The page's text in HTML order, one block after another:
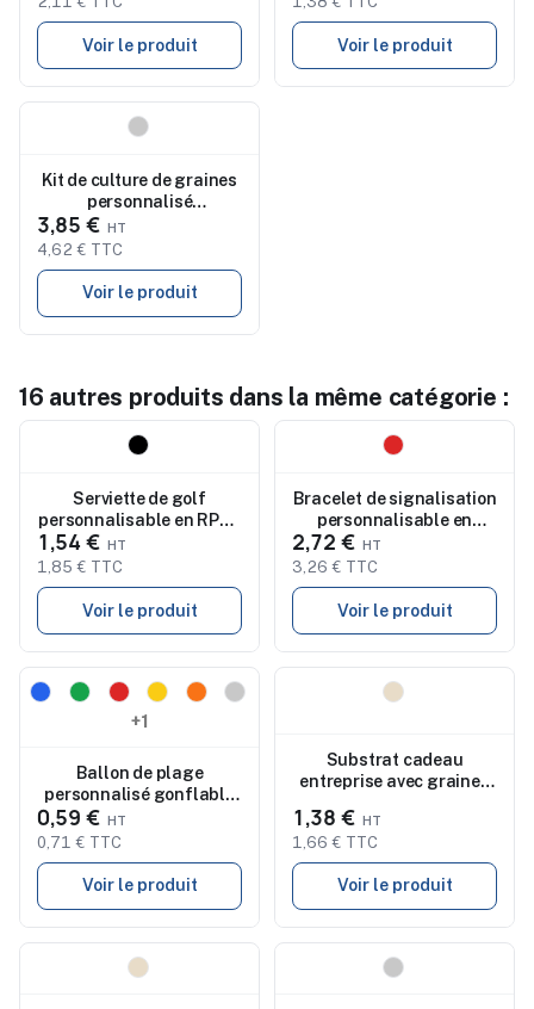
Voir le produit Voir le produit
Kit de culture de graines
personnalisé
FULLHOUSE
3,85 €
4,62 € TTC
Voir le produit
16 autres produits dans la même catégorie :
Serviette de golf
personnalisable en RPET
TOWGO
1,54 €
1,85 € TTC
Voir le produit
Bracelet de signalisation
personnalisable en
silicone et ABS Rosanna
2,72 €
3,26 € TTC
Voir le produit
Nouveau
+1
Ballon de plage
personnalisé gonflable
PLAYTIME
0,59 €
0,71 € TTC
Voir le produit
Substrat cadeau
entreprise avec graines
1,38 €
1,66 € TTC
Voir le produit